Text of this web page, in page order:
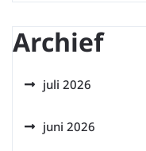
Archief
juli 2026
juni 2026